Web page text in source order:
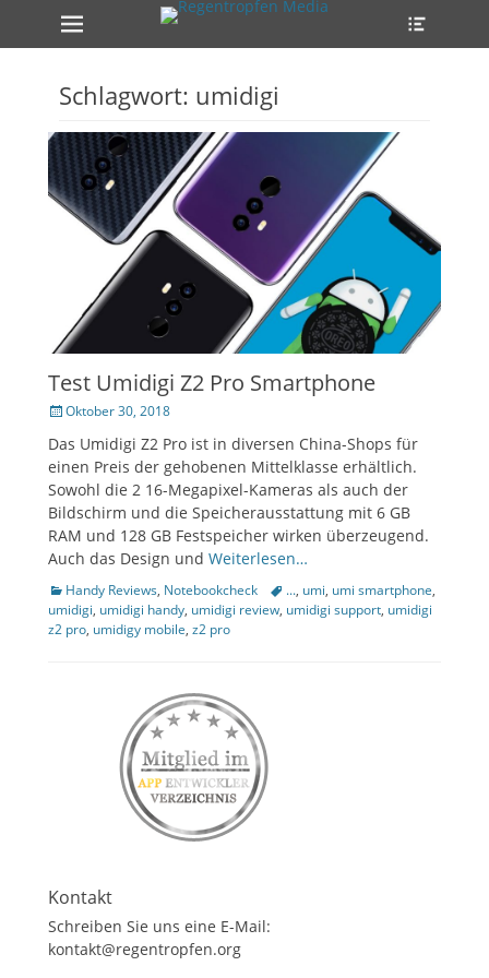
Erstes Menü
Zum
Inhalt:
Schlagwort: umidigi
Test Umidigi Z2 Pro Smartphone
Veröffentlicht
Oktober 30, 2018
Das Umidigi Z2 Pro ist in diversen China-Shops für
einen Preis der gehobenen Mittelklasse erhältlich.
Sowohl die 2 16-Megapixel-Kameras als auch der
Bildschirm und die Speicherausstattung mit 6 GB
RAM und 128 GB Festspeicher wirken überzeugend.
Auch das Design und Weiterlesen…
Kategorien
Handy Reviews, Notebookcheck Tags
..., umi, umi smartphone,
umidigi, umidigi handy, umidigi review, umidigi support, umidigi
z2 pro, umidigy mobile, z2 pro
Kontakt
Schreiben Sie uns eine E-Mail:
kontakt@regentropfen.org